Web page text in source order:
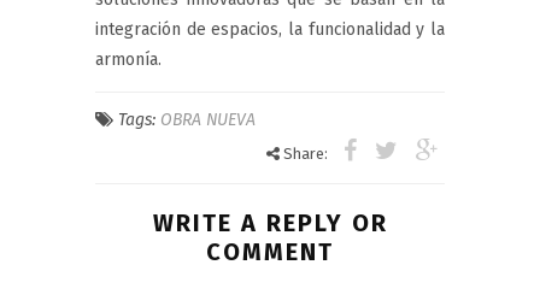
integración de espacios, la funcionalidad y la
armonía.
Tags: OBRA NUEVA
Share:
WRITE A REPLY OR
COMMENT